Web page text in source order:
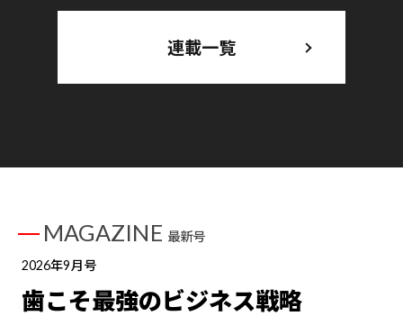
連載一覧
MAGAZINE 最新号
2026年9月号
歯こそ最強のビジネス戦略